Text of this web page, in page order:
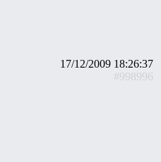
17/12/2009 18:26:37
#998996